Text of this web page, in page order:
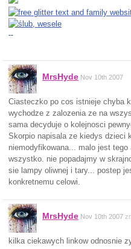
--
MrsHyde Nov 10th 2007
Ciasteczko po cos istnieje chyba
wychodze z zalozenia ze na
sama decyduje o kolejnosci
Skorpio napisala ze kiedys dzieci
niemodyfikowana... malo jest
wszystko. nie popadajmy w
sie lampy oliwnej i tary... postep
konkretnemu celowi.
MrsHyde Nov 10th 2007
kilka ciekawych linkow odnosnie